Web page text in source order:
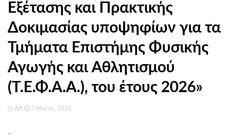
Εξέτασης και Πρακτικής
Δοκιμασίας υποψηφίων για τα
Τμήματα Επιστήμης Φυσικής
Αγωγής και Αθλητισμού
(Τ.Ε.Φ.Α.Α.), του έτους 2026»
ΔΛ 7 Μαΐου, 2026
...